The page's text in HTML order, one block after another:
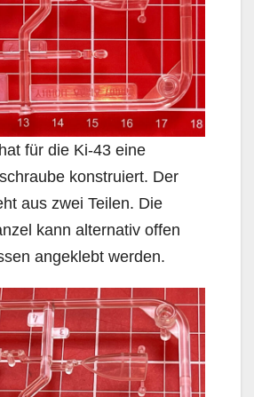
für die Ki-43 eine
konstruiert. Der
aus zwei Teilen. Die
kann alternativ offen
angeklebt werden.